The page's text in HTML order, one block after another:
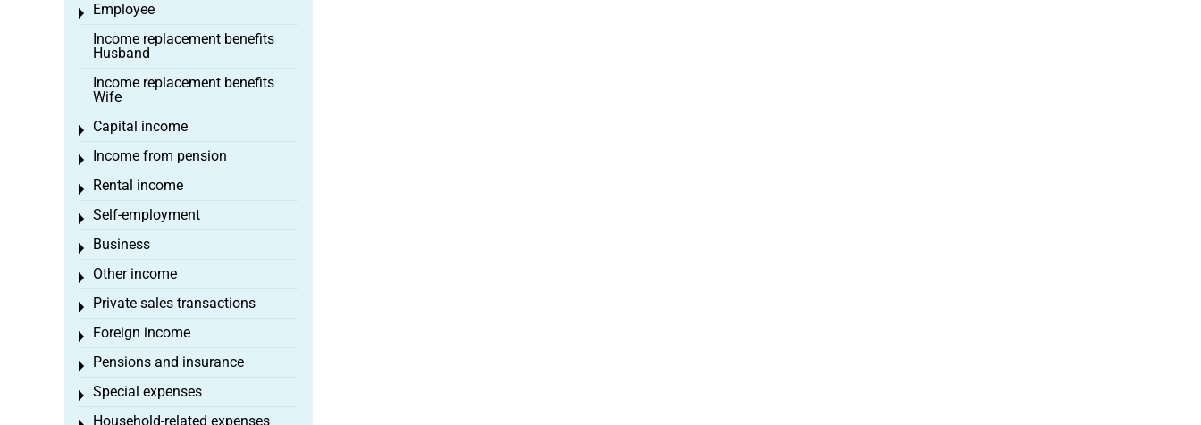
Employee
Toggle menu
Income replacement benefits
Husband
Income replacement benefits
Wife
Capital income
Toggle menu
Income from pension
Toggle menu
Rental income
Toggle menu
Self-employment
Toggle menu
Business
Toggle menu
Other income
Toggle menu
Private sales transactions
Toggle menu
Foreign income
Toggle menu
Pensions and insurance
Toggle menu
Special expenses
Toggle menu
Household-related expenses